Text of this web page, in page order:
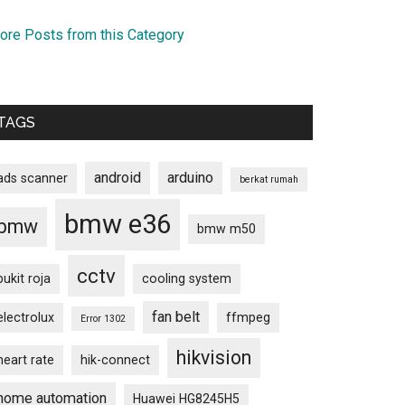
Posts from this Category
scanner android arduino berkat rumah
bmw e36 bmw m50
roja cctv cooling system
Error 1302 fan belt ffmpeg
rate hik-connect hikvision
automation Huawei HG8245H5